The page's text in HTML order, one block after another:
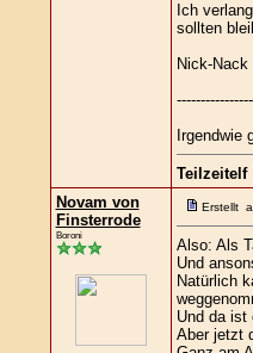
Ich
sollten
Nick-Nack
Irgendwie
Teilzeitelf
Novam von
Finsterrode
Boroni
Erstellt
Also: Als
Und
Natürlich
Und da ist
Aber jetzt